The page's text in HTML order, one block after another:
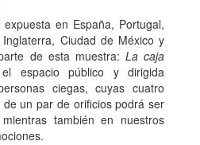
en España, Portugal,
Ciudad de México y
de esta muestra: La caja
espacio público y dirigida
ciegas, cuyas cuatro
un par de orificios podrá ser
también en nuestros